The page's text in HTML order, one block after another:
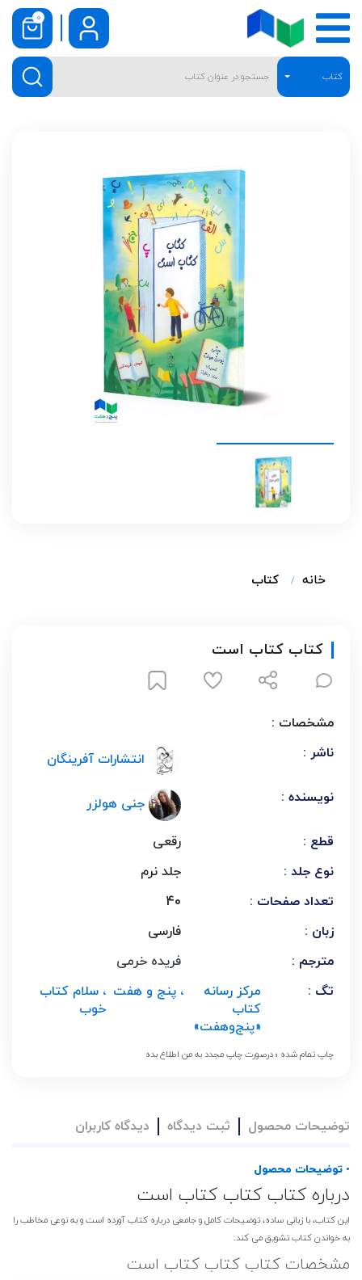
کتاب
0
خانه کتاب
کتاب کتاب است
مشخصات :
ناشر :
انتشارات آفرینگان
نویسنده : جنی هولزر
قطع :
رقعی
نوع جلد :
جلد نرم
تعداد صفحات :
40
زبان :
فارسی
مترجم :
فریده خرمی
تگ :
مرکز رسانه
کتاب
«پنج‌و‌هفت»
، پنج و هفت ، سلام کتاب
خوب
چاپ تمام شده ؛ درصورت چاپ مجدد به من اطلاع بده
توضیحات محصول ثبت دیدگاه دیدگاه کاربران
• توضیحات محصول
درباره کتاب کتاب کتاب است
این کتاب، با زبانی ساده، توضیحات کامل و جامعی درباره کتاب آورده است و به نوعی مخاطب را
به خواندن کتاب تشویق می‌ کند.
مشخصات کتاب کتاب کتاب است